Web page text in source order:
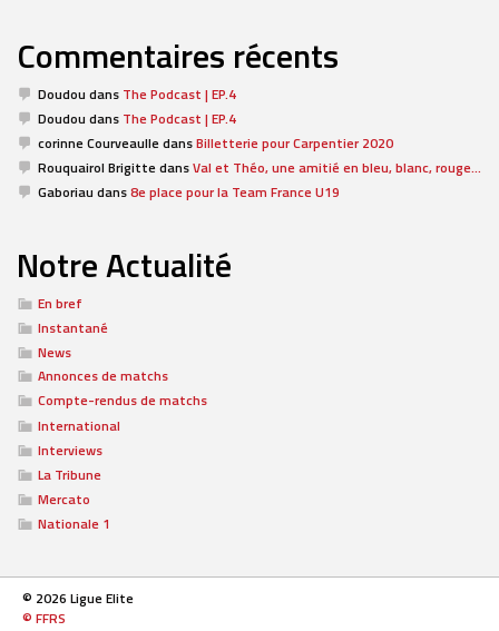
Commentaires récents
Doudou dans The Podcast | EP.4
Doudou dans The Podcast | EP.4
corinne CourveaulledansBilletterie pour Carpentier 2020
Rouquairol BrigittedansVal et Théo, une amitié en bleu, blanc, rouge…
Gaboriau dans8e place pour la Team France U19
Notre Actualité
En bref
Instantané
News
Annonces de matchs
Compte-rendus de matchs
International
Interviews
La Tribune
Mercato
Nationale 1
© 2026 Ligue Elite
© FFRS